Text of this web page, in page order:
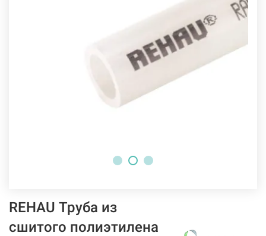
REHAU Труба из
сшитого полиэтилена